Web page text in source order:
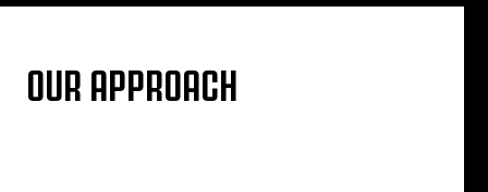
OUR APPROACH